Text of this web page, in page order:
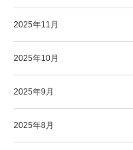
2025年11月
2025年10月
2025年9月
2025年8月